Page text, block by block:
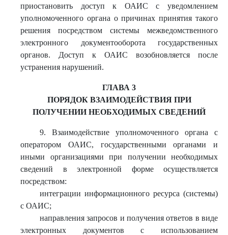
приостановить доступ к ОАИС с уведомлением
уполномоченного органа о причинах принятия такого
решения посредством системы межведомственного
электронного документооборота государственных
органов. Доступ к ОАИС возобновляется после
устранения нарушений.
ГЛАВА 3
ПОРЯДОК ВЗАИМОДЕЙСТВИЯ ПРИ
ПОЛУЧЕНИИ НЕОБХОДИМЫХ СВЕДЕНИЙ
9. Взаимодействие уполномоченного органа с
оператором ОАИС, государственными органами и
иными организациями при получении необходимых
сведений в электронной форме осуществляется
посредством:
интеграции информационного ресурса (системы)
с ОАИС;
направления запросов и получения ответов в виде
электронных документов с использованием